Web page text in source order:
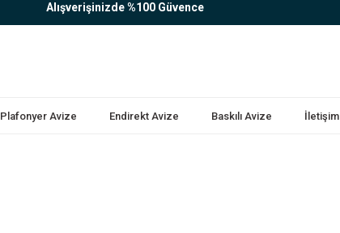
Alışverişinizde %100 Güvence
Plafonyer Avize Endirekt Avize Baskılı Avize İletişim